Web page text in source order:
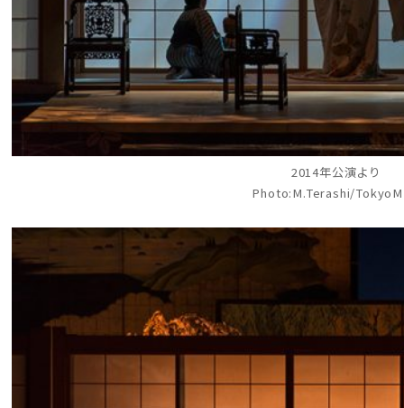
2014年公演より
Photo:M.Terashi/